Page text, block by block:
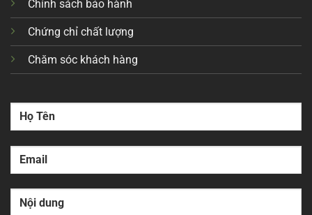
Chính sách bảo hành
Chứng chỉ chất lượng
Chăm sóc khách hàng